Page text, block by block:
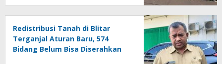
Redistribusi Tanah di Blitar
Terganjal Aturan Baru, 574
Bidang Belum Bisa Diserahkan